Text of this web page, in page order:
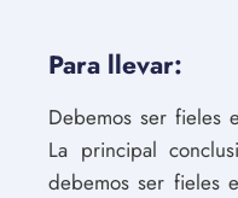
Para llevar:
Debemos ser fieles
La principal
debemos ser fieles